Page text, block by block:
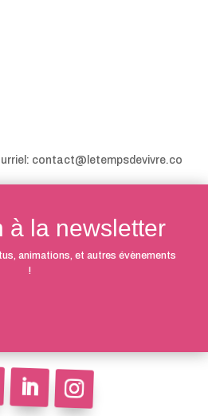
contact@letempsdevivre.co
à la newsletter
animations, et autres évènements
!